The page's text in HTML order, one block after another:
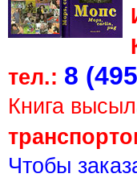
тел.: 8
Книга
Чтобы